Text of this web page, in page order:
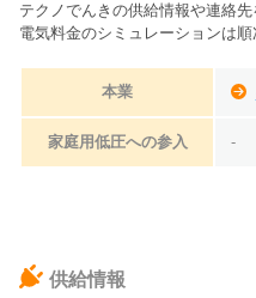
テクノでんき の供給情報や連絡
電気料金のシミュレーションは順
本業
家庭用低圧への参入 -
供給情報